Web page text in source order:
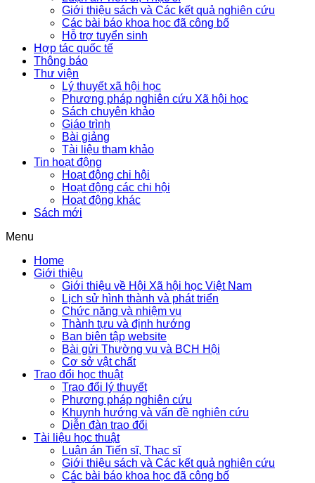
Giới thiệu sách và Các kết quả nghiên cứu
Các bài báo khoa học đã công bố
Hỗ trợ tuyển sinh
Hợp tác quốc tế
Thông báo
Thư viện
Lý thuyết xã hội học
Phương pháp nghiên cứu Xã hội học
Sách chuyên khảo
Giáo trình
Bài giảng
Tài liệu tham khảo
Tin hoạt động
Hoạt động chi hội
Hoạt động các chi hội
Hoạt động khác
Sách mới
Menu
Home
Giới thiệu
Giới thiệu về Hội Xã hội học Việt Nam
Lịch sử hình thành và phát triển
Chức năng và nhiệm vụ
Thành tựu và định hướng
Ban biên tập website
Bài gửi Thường vụ và BCH Hội
Cơ sở vật chất
Trao đổi học thuật
Trao đổi lý thuyết
Phương pháp nghiên cứu
Khuynh hướng và vấn đề nghiên cứu
Diễn đàn trao đổi
Tài liệu học thuật
Luận án Tiến sĩ, Thạc sĩ
Giới thiệu sách và Các kết quả nghiên cứu
Các bài báo khoa học đã công bố